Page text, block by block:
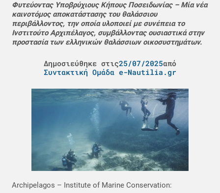
Φυτεύοντας Υποβρύχιους Κήπους Ποσειδωνίας – Mία νέα
καινοτόμος αποκατάστασης του θαλάσσιου
περιβάλλοντος, την οποία υλοποιεί με συνέπεια το
Ινστιτούτο Αρχιπέλαγος, συμβάλλοντας ουσιαστικά στην
προστασία των ελληνικών θαλάσσιων οικοσυστημάτων.
Δημοσιεύθηκε στις25/07/2025από
Συντακτική Ομάδα e-Nautilia.gr
Archipelagos – Institute of Marine Conservation: